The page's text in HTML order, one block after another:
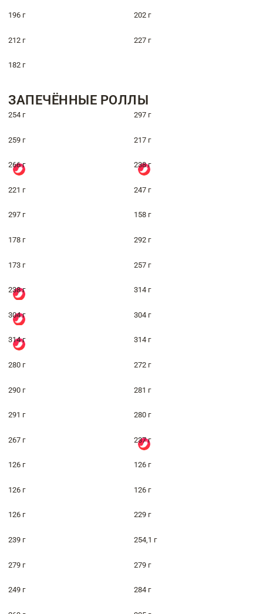
196 г 202 г
212 г 227 г
182 г
ЗАПЕЧЁННЫЕ РОЛЛЫ
254 г 297 г
259 г 217 г
266 г 238 г
221 г 247 г
297 г 158 г
178 г 292 г
173 г 257 г
238 г 314 г
304 г 304 г
314 г 314 г
280 г 272 г
290 г 281 г
291 г 280 г
267 г 237 г
126 г 126 г
126 г 126 г
126 г 229 г
239 г 254,1 г
279 г 279 г
249 г 284 г